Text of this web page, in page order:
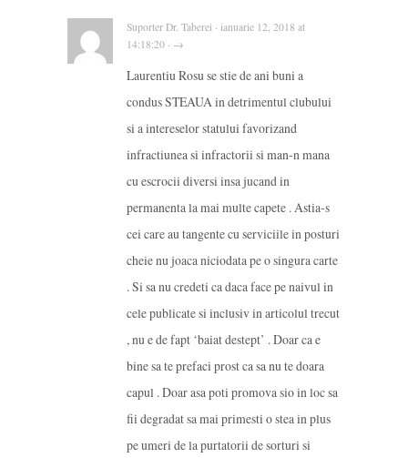
Suporter Dr. Taberei · ianuarie 12, 2018 at
14:18:20 · →
Laurentiu Rosu se stie de ani buni a
condus STEAUA in detrimentul clubului
si a intereselor statului favorizand
infractiunea si infractorii si man-n mana
cu escrocii diversi insa jucand in
permanenta la mai multe capete . Astia-s
cei care au tangente cu serviciile in posturi
cheie nu joaca niciodata pe o singura carte
. Si sa nu credeti ca daca face pe naivul in
cele publicate si inclusiv in articolul trecut
, nu e de fapt ‘baiat destept’ . Doar ca e
bine sa te prefaci prost ca sa nu te doara
capul . Doar asa poti promova sio in loc sa
fii degradat sa mai primesti o stea in plus
pe umeri de la purtatorii de sorturi si